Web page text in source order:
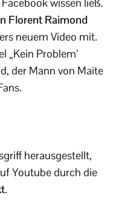
wissen ließ.
Florent Raimond
neuem Video mit.
„Kein Problem’
der Mann von Maite
herausgestellt,
Youtube durch die
.